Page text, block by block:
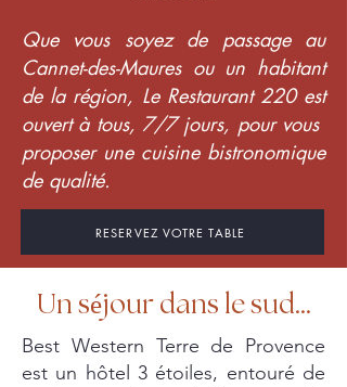
Que vous soyez de passage au
Cannet-des-Maures ou un habitant
de la région, Le Restaurant 220 est
ouvert à tous, 7/7 jours, pour vous
proposer une cuisine bistronomique
de qualité.
RESERVEZ VOTRE TABLE
Un séjour dans le sud...
​Best Western Terre de Provence
est un hôtel 3 étoiles, entouré de